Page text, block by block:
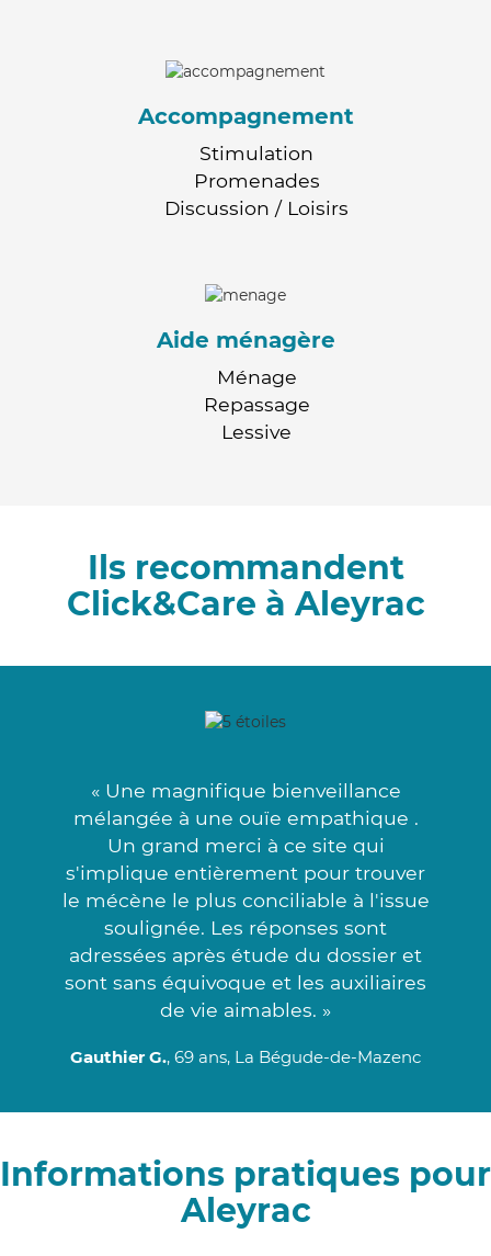
Accompagnement
Stimulation
Promenades
Discussion / Loisirs
Aide ménagère
Ménage
Repassage
Lessive
Ils recommandent
Click&Care à Aleyrac
« Une magnifique bienveillance
mélangée à une ouïe empathique .
Un grand merci à ce site qui
s'implique entièrement pour trouver
le mécène le plus conciliable à l'issue
soulignée. Les réponses sont
adressées après étude du dossier et
sont sans équivoque et les auxiliaires
de vie aimables. »
Gauthier G., 69 ans, La Bégude-de-Mazenc
Informations pratiques pour
Aleyrac